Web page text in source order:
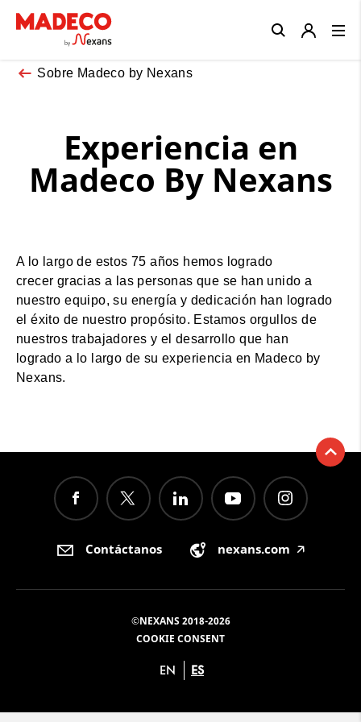
Sobre Madeco by Nexans
Experiencia en
Madeco By Nexans
A lo largo de estos 75 años hemos logrado
crecer gracias a las personas que se han unido a
nuestro equipo, su energía y dedicación han logrado
el éxito de nuestro propósito. Estamos orgullos de
nuestros trabajadores y el desarrollo que han
logrado a lo largo de su experiencia en Madeco by
Nexans.
Close
Contáctanos nexans.com 🡥
©NEXANS 2018-2026
COOKIE CONSENT
EN ES